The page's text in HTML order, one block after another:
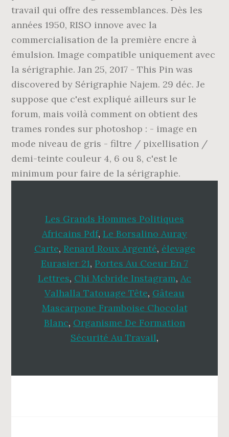
travail qui offre des ressemblances. Dès les
années 1950, RISO innove avec la
commercialisation de la première encre à
émulsion. Image compatible uniquement avec
la sérigraphie. Jan 25, 2017 - This Pin was
discovered by Sérigraphie Najem. 29 déc. Je
suppose que c'est expliqué ailleurs sur le
forum, mais voilà comment on obtient des
trames rondes sur photoshop : - image en
mode niveau de gris - filtre / pixellisation /
demi-teinte couleur 4, 6 ou 8, c'est le
minimum pour faire de la sérigraphie.
Les Grands Hommes Politiques
Africains Pdf, Le Borsalino Auray
Carte, Renard Roux Argenté, élevage
Eurasier 21, Portes Au Coeur En 7
Lettres, Chi Mcbride Instagram, Ac
Valhalla Tatouage Tête, Gâteau
Mascarpone Framboise Chocolat
Blanc, Organisme De Formation
Sécurité Au Travail,